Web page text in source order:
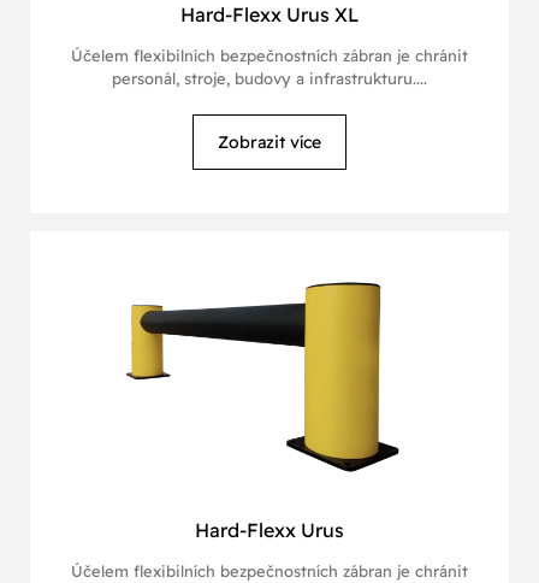
Hard-Flexx Urus XL
Účelem flexibilních bezpečnostních zábran je chránit
personál, stroje, budovy a infrastrukturu....
Zobrazit více
Hard-Flexx Urus
Účelem flexibilních bezpečnostních zábran je chránit